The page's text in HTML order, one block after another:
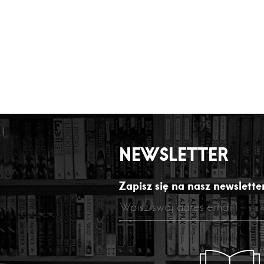
NEWSLETTER
Zapisz się na nasz